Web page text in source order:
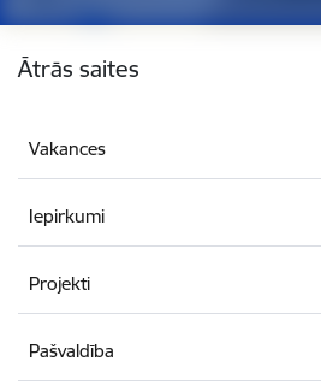
Ātrās saites
Vakances
Iepirkumi
Projekti
Pašvaldība